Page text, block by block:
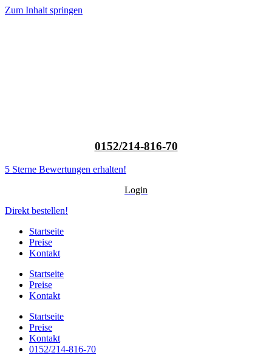
Zum Inhalt springen
0152/214-816-70
5 Sterne Bewertungen erhalten!
Login
Direkt bestellen!
Startseite
Preise
Kontakt
Startseite
Preise
Kontakt
Startseite
Preise
Kontakt
0152/214-816-70